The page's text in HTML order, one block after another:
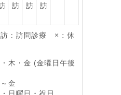
訪
訪
訪
：訪問診療 ×：休
木・金 (金曜日午後
金
日曜日・祝日